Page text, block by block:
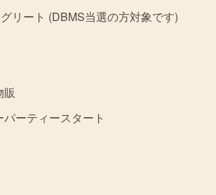
リート (DBMS当選の方対象です)
販
ーティースタート